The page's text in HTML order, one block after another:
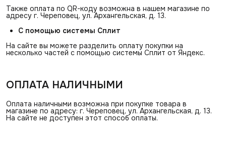
Также оплата по QR-коду возможна в нашем магазине по
адресу г. Череповец, ул. Архангельская, д. 13.
С помощью системы Сплит
На сайте вы можете разделить оплату покупки на
несколько частей с помощью системы Сплит от Яндекс.
ОПЛАТА НАЛИЧНЫМИ
Оплата наличными возможна при покупке товара в
магазине по адресу: г. Череповец, ул. Архангельская, д. 13.
На сайте не доступен этот способ оплаты.